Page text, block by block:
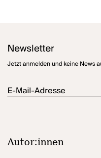
Newsletter
Jetzt anmelden und keine News
E-Mail-Adresse
Autor:innen